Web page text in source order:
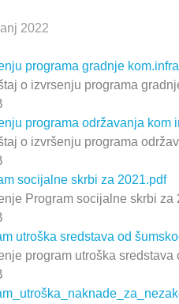
2022
programa gradnje
o izvrsenju programa
programa održavanja kom
o izvršenju programa
socijalne skrbi za 2021.pdf
Program socijalne skrbi za
utroška sredstava od
program utroška